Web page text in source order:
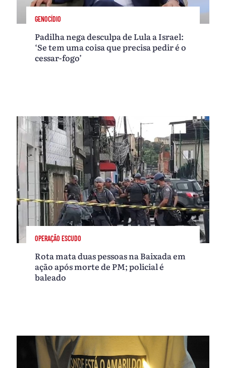
GENOCÍDIO
Padilha nega desculpa de Lula a Israel:
‘Se tem uma coisa que precisa pedir é o
cessar-fogo’
OPERAÇÃO ESCUDO
Rota mata duas pessoas na Baixada em
ação após morte de PM; policial é
baleado